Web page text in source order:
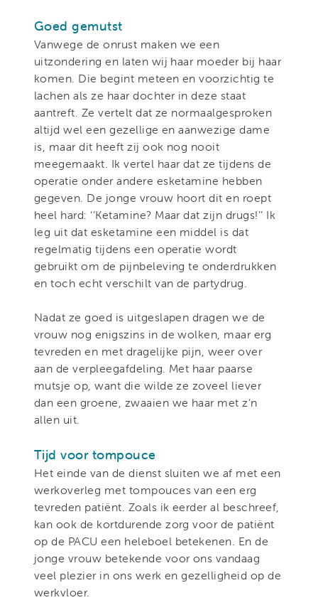
Goed gemutst
Vanwege de onrust maken we een
uitzondering en laten wij haar moeder bij haar
komen. Die begint meteen en voorzichtig te
lachen als ze haar dochter in deze staat
aantreft. Ze vertelt dat ze normaalgesproken
altijd wel een gezellige en aanwezige dame
is, maar dit heeft zij ook nog nooit
meegemaakt. Ik vertel haar dat ze tijdens de
operatie onder andere esketamine hebben
gegeven. De jonge vrouw hoort dit en roept
heel hard: ‘’Ketamine? Maar dat zijn drugs!’’ Ik
leg uit dat esketamine een middel is dat
regelmatig tijdens een operatie wordt
gebruikt om de pijnbeleving te onderdrukken
en toch echt verschilt van de partydrug.
Nadat ze goed is uitgeslapen dragen we de
vrouw nog enigszins in de wolken, maar erg
tevreden en met dragelijke pijn, weer over
aan de verpleegafdeling. Met haar paarse
mutsje op, want die wilde ze zoveel liever
dan een groene, zwaaien we haar met z’n
allen uit.
Tijd voor tompouce
Het einde van de dienst sluiten we af met een
werkoverleg met tompouces van een erg
tevreden patiënt. Zoals ik eerder al beschreef,
kan ook de kortdurende zorg voor de patiënt
op de PACU een heleboel betekenen. En de
jonge vrouw betekende voor ons vandaag
veel plezier in ons werk en gezelligheid op de
werkvloer.